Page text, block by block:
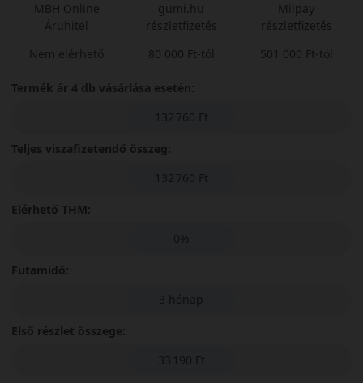
MBH Online
Áruhitel
Nem elérhető
gumi.hu
részletfizetés
80 000 Ft-tól
Milpay
részletfizetés
501 000 Ft-tól
Termék ár 4 db vásárlása esetén:
132 760 Ft
Teljes viszafizetendő összeg:
132 760 Ft
Elérhető THM:
0%
Futamidő:
3 hónap
Első részlet összege:
33 190 Ft